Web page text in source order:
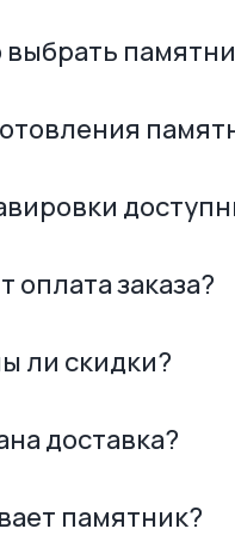
оплата заказа?
ли скидки?
доставка?
памятник?